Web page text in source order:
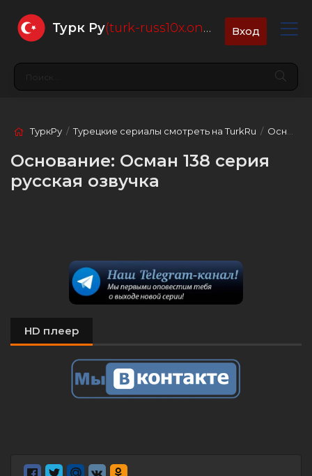
Турк Ру(turk-russ10x.online) Вход
ТуркРу /Турецкие сериалы смотреть на TurkRu / Основание: Осман
Основание: Осман 138 серия
русская озвучка
HD плеер